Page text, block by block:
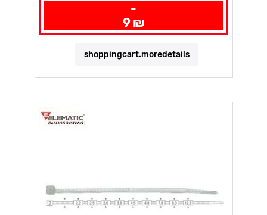
-
9 ₪
shoppingcart.moredetails